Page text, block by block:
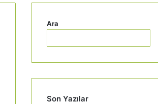
Ara
Son Yazılar